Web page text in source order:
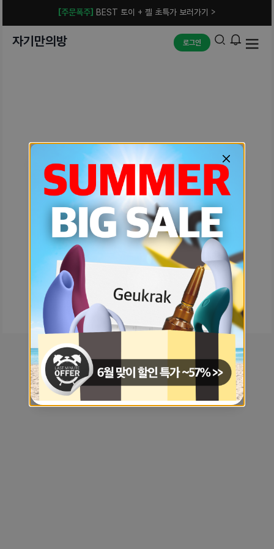
[주문폭주] BEST 토이 + 젤 초특가 보러가기 >
자기만의방 로그인
예상치 못한 에러입니다.